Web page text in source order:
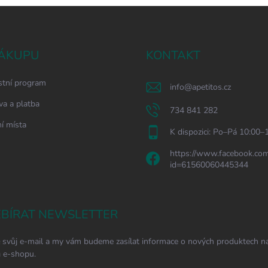
program
a platba
místa
KONTAKT
info@apetitos.cz
734 841 282
K dispozici: Po–Pá
https://
id=61560060445344
NEWSLETTER
e-mail a my vám budeme zasílat informace o nových produktech
e-shopu.